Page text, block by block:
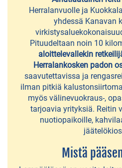
liikuntapuisto
Koirapuistot
Myllyrannan
tapahtumapuisto
Pirkanhovin
luontopolku
Herralanvuolle ja
yhdessä Kanavan
Pituudeltaan noin 10
aloittelevallekin
Herralankosken padon
saavutettavissa ja
ilman pitkiä
myös välinevuokraus-,
tarjoavia yrityksiä. Reitin
nuotiopaikoille,
Mistä